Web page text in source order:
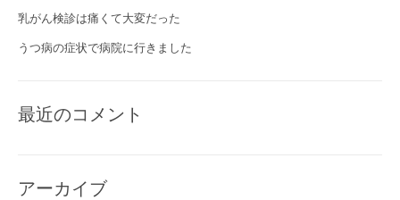
乳がん検診は痛くて大変だった
うつ病の症状で病院に行きました
最近のコメント
アーカイブ